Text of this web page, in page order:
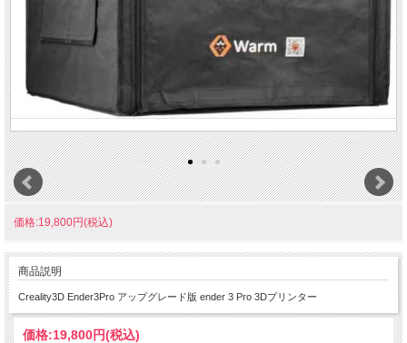
価格:19,800円(税込)
商品説明
Creality3D Ender3Pro アップグレード版 ender 3 Pro 3Dプリンター
価格:19,800円(税込)